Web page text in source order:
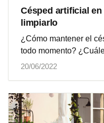
Césped artificial
limpiarlo
¿Cómo mantener el
todo momento?
20/06/2022